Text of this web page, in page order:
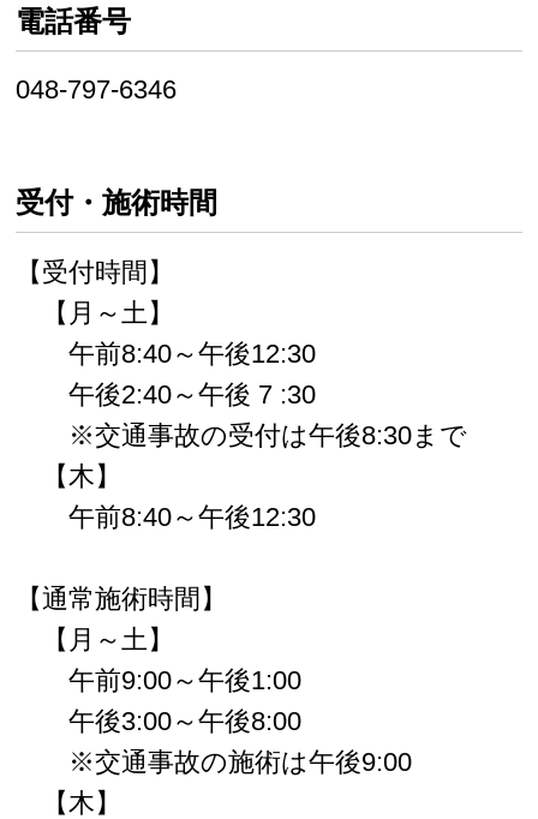
電話番号
048-797-6346
受付・施術時間
【受付時間】
【月～土】
午前8:40～午後12:30
午後2:40～午後 7 :30
※交通事故の受付は午後8:30まで
【木】
午前8:40～午後12:30
【通常施術時間】
【月～土】
午前9:00～午後1:00
午後3:00～午後8:00
※交通事故の施術は午後9:00
【木】